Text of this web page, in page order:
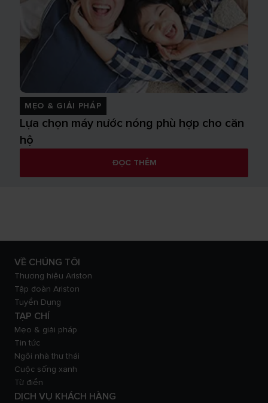
MẸO & GIẢI PHÁP
Lựa chọn máy nước nóng phù hợp cho căn
hộ
ĐỌC THÊM
VỀ CHÚNG TÔI
Thương hiệu Ariston
Tập đoàn Ariston
Tuyển Dụng
TẠP CHÍ
Mẹo & giải pháp
Tin tức
Ngôi nhà thư thái
Cuộc sống xanh
Từ điển
DỊCH VỤ KHÁCH HÀNG